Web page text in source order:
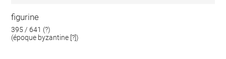
figurine
395 / 641 (?)
(époque byzantine [?])